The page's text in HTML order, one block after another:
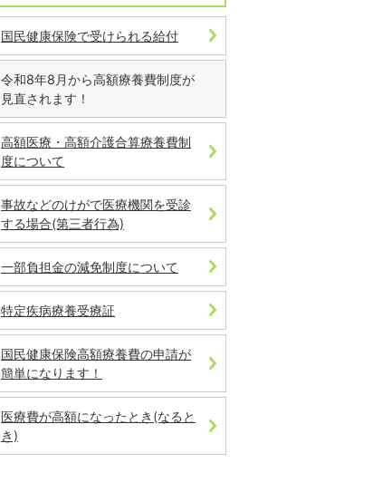
国民健康保険で受けられる給付
令和8年8月から高額療養費制度が
見直されます！
高額医療・高額介護合算療養費制
度について
事故などのけがで医療機関を受診
する場合(第三者行為)
一部負担金の減免制度について
特定疾病療養受療証
国民健康保険高額療養費の申請が
簡単になります！
医療費が高額になったとき(なると
き)